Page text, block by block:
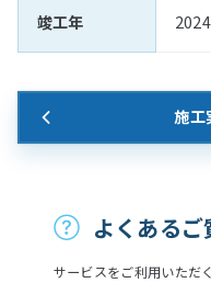
竣工年
施工
よくあるご
サービスをご利用いただ